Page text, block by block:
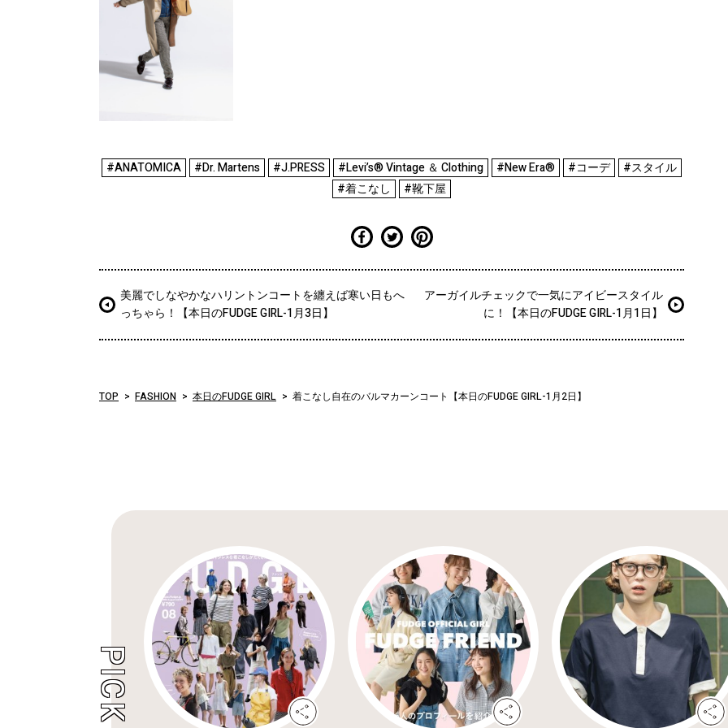
#ANATOMICA #Dr. Martens #J.PRESS #Levi’s®️ Vintage ＆ Clothing #New Era® #コーデ
#スタイル
#着こなし
#靴下屋
美麗でしなやかなハリントンコートを纏えば寒い日もへ
っちゃら！【本日のFUDGE GIRL-1月3日】
アーガイルチェックで一気にアイビースタイル
に！【本日のFUDGE GIRL-1月1日】
TOP FASHION 本日のFUDGE GIRL 着こなし自在のバルマカーンコート【本日のFUDGE GIRL-1月2日】